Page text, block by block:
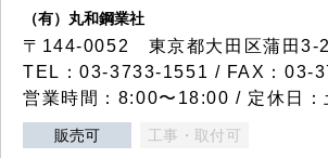
（有）丸和鋼業社
〒144-0052 東京都大田区蒲田3-
TEL：03-3733-1551 / FAX：03-
営業時間：8:00〜18:00 / 定休日：
販売可 工事・取付可